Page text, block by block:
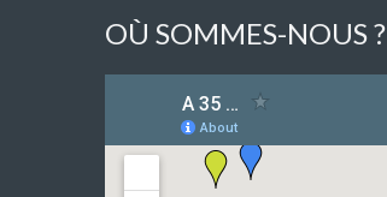
OÙ SOMMES-NOUS ?